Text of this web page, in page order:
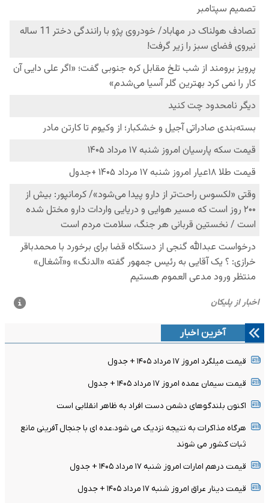
آخرین اخبار
قیمت میلگرد امروز ۱۷ مرداد ۱۴۰۵ + جدول
قیمت سیمان عمده امروز ۱۷ مرداد ۱۴۰۵ + جدول
اکنون بلندگوهای دشمن دست افراد به ظاهر انقلابی است
هرگاه مذاکرات به نتیجه نزدیک می شود،عده ای با جنجال آفرینی مانع
ثبات کشور می شوند
قیمت درهم امارات امروز شنبه ۱۷ مرداد ۱۴۰۵ + جدول
قیمت دینار عراق امروز شنبه ۱۷ مرداد ۱۴۰۵ + جدول